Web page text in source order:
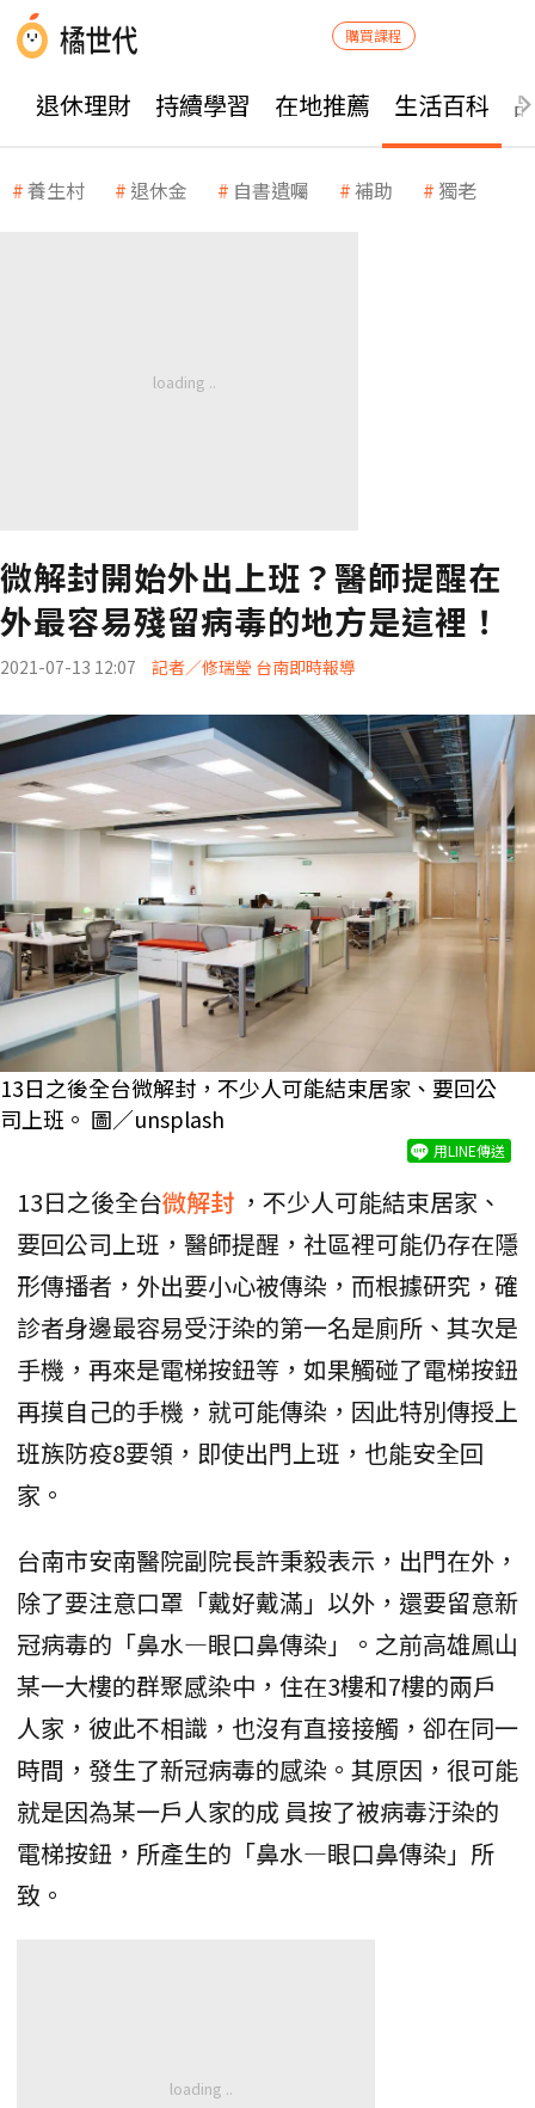
購買課程
退休理財 持續學習 在地推薦 生活百科
養生村 退休金 自書遺囑 補助 獨老
微解封開始外出上班？醫師提醒在
外最容易殘留病毒的地方是這裡！
2021-07-13 12:07 記者／修瑞瑩 台南即時報導
13日之後全台微解封，不少人可能結束居家、要回公
司上班。 圖／unsplash
用LINE傳送
13日之後全台微解封 ，不少人可能結束居家、
要回公司上班，醫師提醒，社區裡可能仍存在隱
形傳播者，外出要小心被傳染，而根據研究，確
診者身邊最容易受汙染的第一名是廁所、其次是
手機，再來是電梯按鈕等，如果觸碰了電梯按鈕
再摸自己的手機，就可能傳染，因此特別傳授上
班族防疫8要領，即使出門上班，也能安全回
家。
台南市安南醫院副院長許秉毅表示，出門在外，
除了要注意口罩「戴好戴滿」以外，還要留意新
冠病毒的「鼻水—眼口鼻傳染」。之前高雄鳳山
某一大樓的群聚感染中，住在3樓和7樓的兩戶
人家，彼此不相識，也沒有直接接觸，卻在同一
時間，發生了新冠病毒的感染。其原因，很可能
就是因為某一戶人家的成 員按了被病毒汙染的
電梯按鈕，所產生的「鼻水—眼口鼻傳染」所
致。